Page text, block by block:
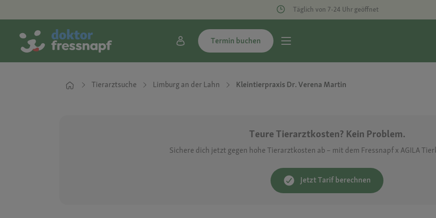
Täglich von 7-24 Uhr geöffnet
Termin buchen
Tierarztsuche Limburg an der Lahn Kleintierpraxis Dr. Verena Martin
Teure Tierarztkosten? Kein Problem.
Sichere dich jetzt gegen hohe Tierarztkosten ab – mit dem Fressnapf x AGILA
Jetzt Tarif berechnen